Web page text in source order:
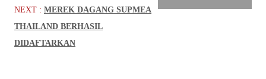
NEXT : MEREK DAGANG SUPMEA
THAILAND BERHASIL
DIDAFTARKAN